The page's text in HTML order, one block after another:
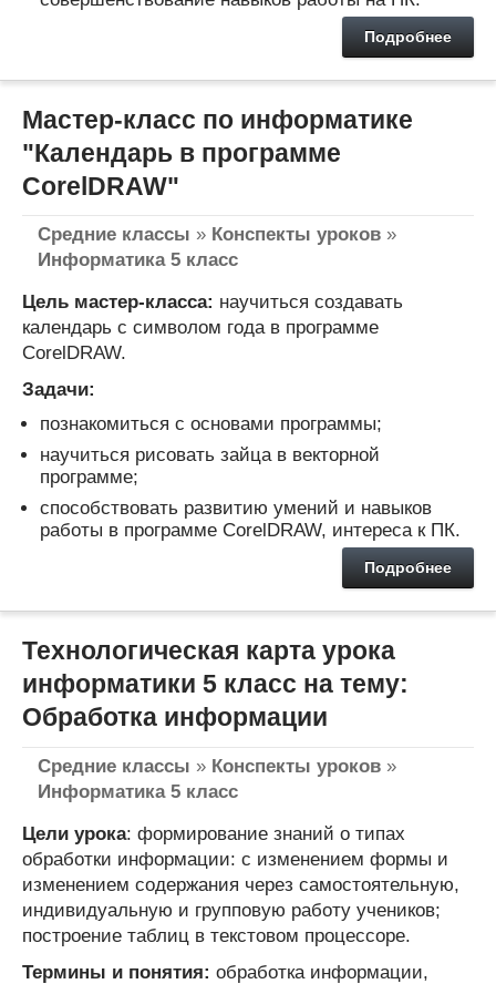
Подробнее
Мастер-класс по информатике
"Календарь в программе
CorelDRAW"
Средние классы » Конспекты уроков »
Информатика 5 класс
Цель мастер-класса: научиться создавать
календарь с символом года в программе
CorelDRAW.
Задачи:
познакомиться с основами программы;
научиться рисовать зайца в векторной
программе;
способствовать развитию умений и навыков
работы в программе CorelDRAW, интереса к ПК.
Подробнее
Технологическая карта урока
информатики 5 класс на тему:
Обработка информации
Средние классы » Конспекты уроков »
Информатика 5 класс
Цели урока: формирование знаний о типах
обработки информации: с изменением формы и
изменением содержания через самостоятельную,
индивидуальную и групповую работу учеников;
построение таблиц в текстовом процессоре.
Термины и понятия: обработка информации,